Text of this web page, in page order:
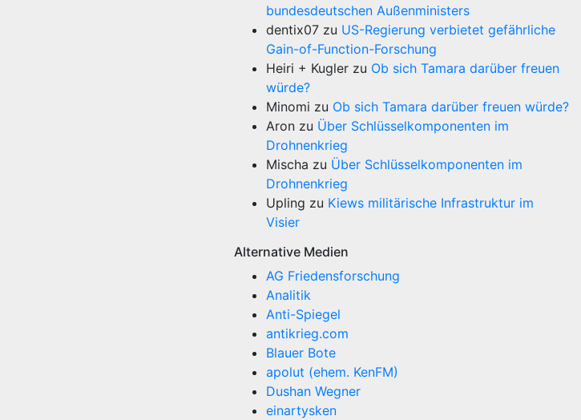
bundesdeutschen Außenministers
dentix07 zu US-Regierung verbietet gefährliche
Gain-of-Function-Forschung
Heiri + Kugler zu Ob sich Tamara darüber freuen
würde?
Minomi zu Ob sich Tamara darüber freuen würde?
Aron zu Über Schlüsselkomponenten im
Drohnenkrieg
Mischa zu Über Schlüsselkomponenten im
Drohnenkrieg
Upling zu Kiews militärische Infrastruktur im
Visier
Alternative Medien
AG Friedensforschung
Analitik
Anti-Spiegel
antikrieg.com
Blauer Bote
apolut (ehem. KenFM)
Dushan Wegner
einartysken